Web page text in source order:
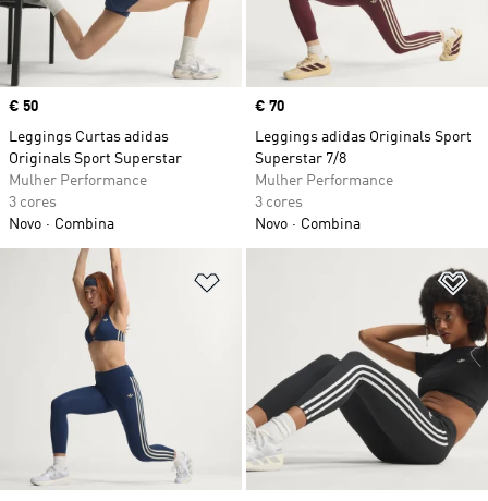
Price
€ 50
Leggings Curtas adidas
Originals Sport Superstar
Mulher Performance
3 cores
Novo
Combina
Price
€ 70
Leggings adidas Originals Sport
Superstar 7/8
Mulher Performance
3 cores
Novo
Combina
Adicionar à Lista de Desejos